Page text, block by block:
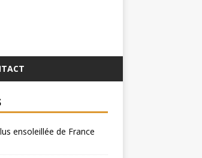
ensoleillée de France